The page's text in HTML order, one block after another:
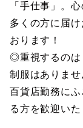
「手仕事」。
多くの方に届
おります！
◎重視するのは
制服はありませ
百貨店勤務に
る方を歓迎いた